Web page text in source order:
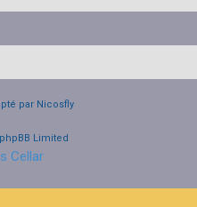
par Nicosfly
Limited
Cellar